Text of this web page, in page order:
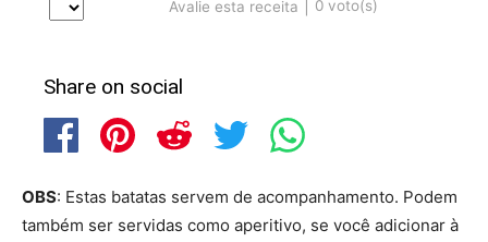
Avalie esta receita 0 voto(s)
Share on social
OBS: Estas batatas servem de acompanhamento. Podem
também ser servidas como aperitivo, se você adicionar à